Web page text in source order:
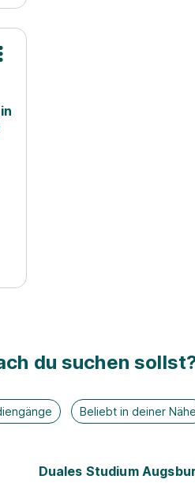
du suchen
Beliebt in deiner Nähe
Duales Studium